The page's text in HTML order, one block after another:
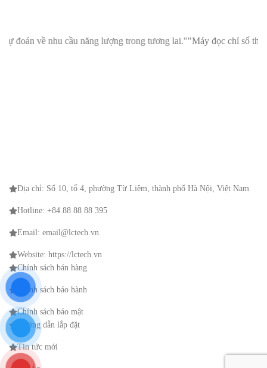
năng lượng trong tương lai.""Máy đọc chỉ số thông minh MMM:
Địa chỉ: Số 10, tổ 4, phường Từ Liêm, thành phố Hà Nội, Việt Nam
Hotline: +84 88 88 88 395
Email: email@lctech.vn
Website: https://lctech.vn
Chính sách bán hàng
Chính sách bảo hành
Chính sách bảo mật
Hướng dẫn lắp đặt
Tin tức mới